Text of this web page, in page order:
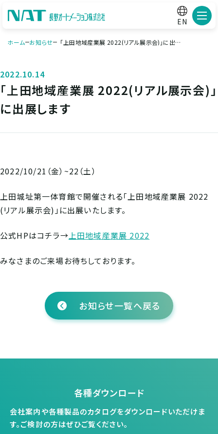
EN メニ
ホーム お知らせ 「上田地域産業展 2022(リアル展示会)」に出展し
2022.10.14
「上田地域産業展 2022(リアル展示会)」
に出展します
2022/10/21（金）~22（土）
上田城址第一体育館で開催される「上田地域産業展 2022
(リアル展示会)」に出展いたします。
公式HPはコチラ→上田地域産業展 2022
みなさまのご来場お待ちしております。
お知らせ一覧へ戻る
各種ダウンロード
会社案内や各種製品のカタログをダウンロードいただけま
す。ご検討の方はぜひご覧ください。